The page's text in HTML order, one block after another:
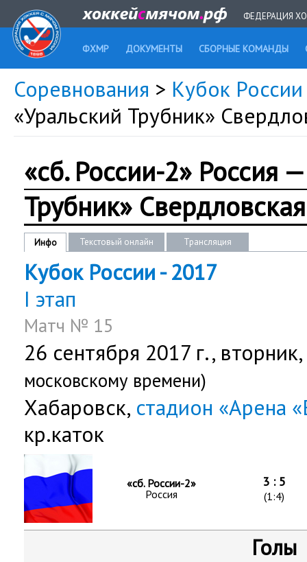
ФЕДЕРАЦИЯ
ФХМР ДОКУМЕНТЫ СБОРНЫЕ КОМАНДЫ
Соревнования > Кубок
«Уральский Трубник»
«сб. России-2» Россия
Трубник»
Инфо Текстовый онлайн Трансляция
Кубок России - 2017
I этап
Матч № 15
26 сентября 2017 г., вторник
московскому времени)
Хабаровск, стадион «Арена
кр.каток
«сб. России-2»
Россия
3 : 5
(1:4)
Голы